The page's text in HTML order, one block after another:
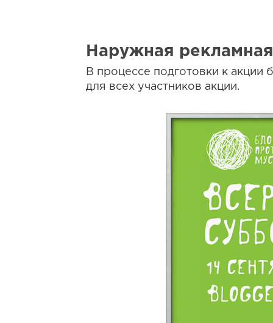
Наружная
В процессе подготовки к акции
для всех участников акции.